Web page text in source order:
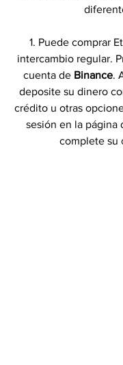
1. Puede comprar
intercambio regular.
cuenta de Binance.
deposite su dinero
crédito u otras
sesión en la página
complete su